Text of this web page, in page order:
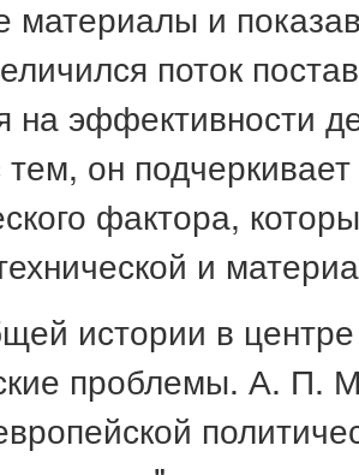
материалы и
поток
на эффективности
он
фактора,
и
истории в
проблемы. А. П.